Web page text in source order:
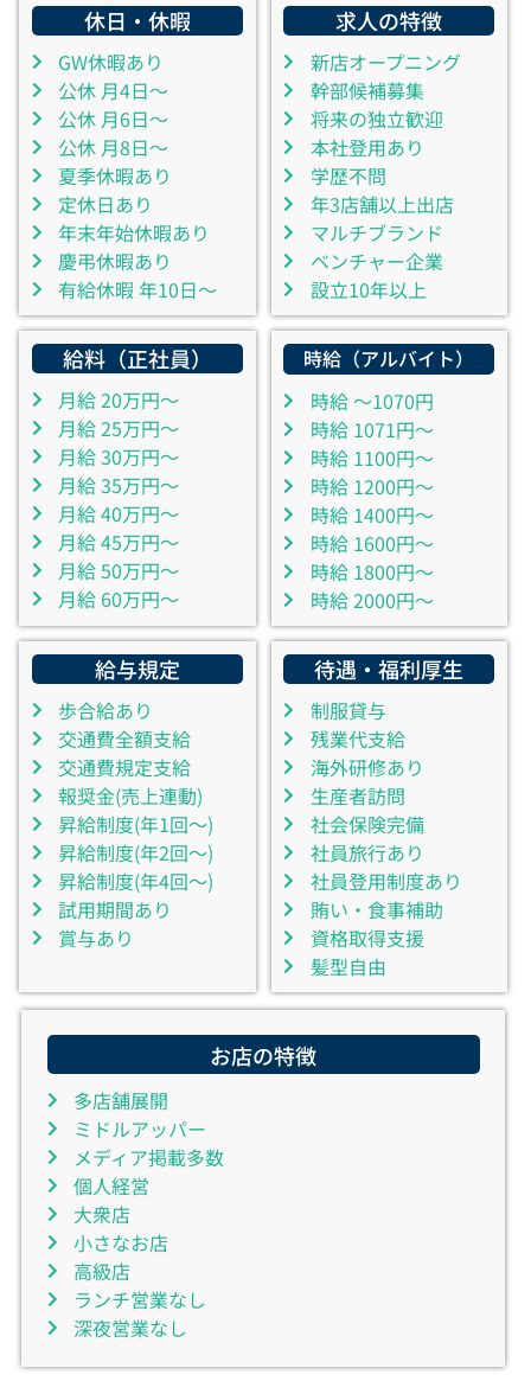
休日・休暇
GW休暇あり
公休 月4日～
公休 月6日～
公休 月8日～
夏季休暇あり
定休日あり
年末年始休暇あり
慶弔休暇あり
有給休暇 年10日～
求人の特徴
新店オープニング
幹部候補募集
将来の独立歓迎
本社登用あり
学歴不問
年3店舗以上出店
マルチブランド
ベンチャー企業
設立10年以上
給料（正社員）
月給 20万円～
月給 25万円～
月給 30万円～
月給 35万円～
月給 40万円～
月給 45万円～
月給 50万円～
月給 60万円～
時給（アルバイト）
時給 ～1070円
時給 1071円～
時給 1100円～
時給 1200円～
時給 1400円～
時給 1600円～
時給 1800円～
時給 2000円～
給与規定
歩合給あり
交通費全額支給
交通費規定支給
報奨金(売上連動)
昇給制度(年1回～)
昇給制度(年2回～)
昇給制度(年4回～)
試用期間あり
賞与あり
待遇・福利厚生
制服貸与
残業代支給
海外研修あり
生産者訪問
社会保険完備
社員旅行あり
社員登用制度あり
賄い・食事補助
資格取得支援
髪型自由
お店の特徴
多店舗展開
ミドルアッパー
メディア掲載多数
個人経営
大衆店
小さなお店
高級店
ランチ営業なし
深夜営業なし